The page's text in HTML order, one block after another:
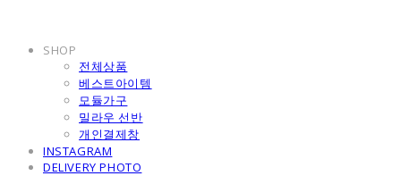
SHOP
전체상품
베스트아이템
모듈가구
밀라우 선반
개인결제창
INSTAGRAM
DELIVERY PHOTO